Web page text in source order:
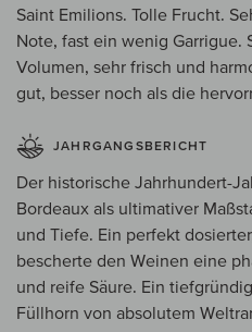
Saint Emilions. Tolle Frucht.
Note, fast ein wenig Garrigue.
Volumen, sehr frisch und
gut, besser noch als die
JAHRGANGSBERICHT
Der historische Jahrhundert-
Bordeaux als ultimativer
und Tiefe. Ein perfekt
bescherte den Weinen eine
und reife Säure. Ein
Füllhorn von absolutem